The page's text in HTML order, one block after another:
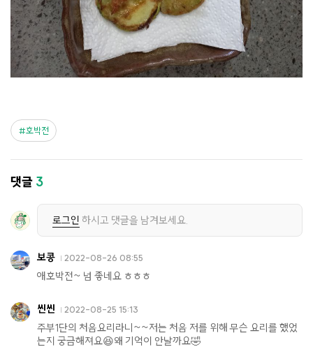
호박전
댓글 3
로그인 하시고 댓글을 남겨보세요.
보콩 2022-08-26 08:55
애호박전~ 넘 좋네요 ㅎㅎㅎ
씬씬 2022-08-25 15:13
주부1단의 처음요리라니~~저는 처음 저를 위해 무슨 요리를 했었
는지 궁금해져요😆왜 기억이 안날까요🤣